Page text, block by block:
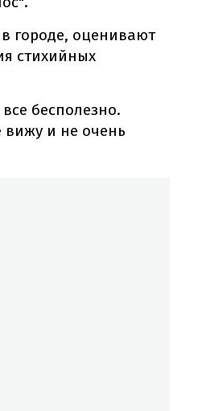
городе, оценивают
стихийных
бесполезно.
вижу и не очень